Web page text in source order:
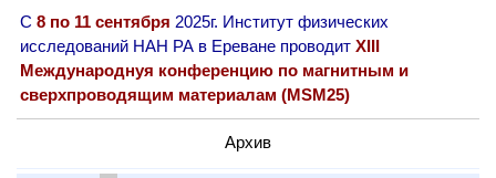
С 8 по 11 сентября 2025г. Институт физических
исследований НАН РА в Ереване проводит XIII
Международнуя конференцию по магнитным и
сверхпроводящим материалам (MSM25)
Архив